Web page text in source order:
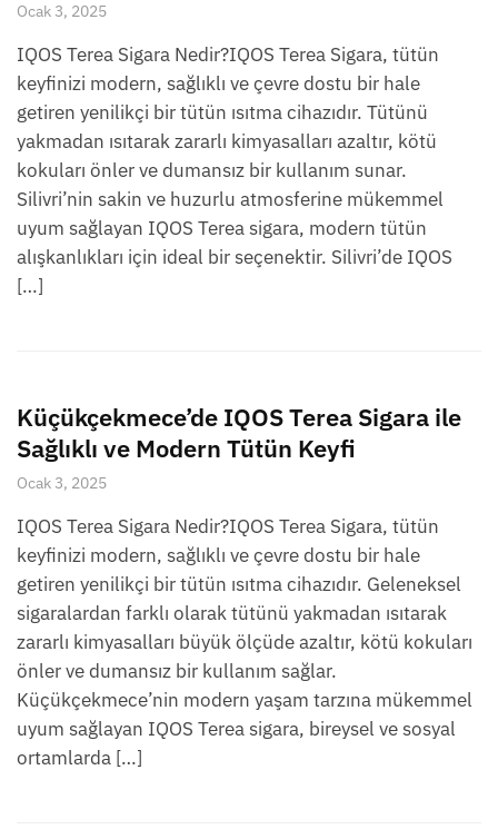
Ocak 3, 2025
IQOS Terea Sigara Nedir?IQOS Terea Sigara, tütün
keyfinizi modern, sağlıklı ve çevre dostu bir hale
getiren yenilikçi bir tütün ısıtma cihazıdır. Tütünü
yakmadan ısıtarak zararlı kimyasalları azaltır, kötü
kokuları önler ve dumansız bir kullanım sunar.
Silivri’nin sakin ve huzurlu atmosferine mükemmel
uyum sağlayan IQOS Terea sigara, modern tütün
alışkanlıkları için ideal bir seçenektir. Silivri’de IQOS
[…]
Küçükçekmece’de IQOS Terea Sigara ile
Sağlıklı ve Modern Tütün Keyfi
Ocak 3, 2025
IQOS Terea Sigara Nedir?IQOS Terea Sigara, tütün
keyfinizi modern, sağlıklı ve çevre dostu bir hale
getiren yenilikçi bir tütün ısıtma cihazıdır. Geleneksel
sigaralardan farklı olarak tütünü yakmadan ısıtarak
zararlı kimyasalları büyük ölçüde azaltır, kötü kokuları
önler ve dumansız bir kullanım sağlar.
Küçükçekmece’nin modern yaşam tarzına mükemmel
uyum sağlayan IQOS Terea sigara, bireysel ve sosyal
ortamlarda […]